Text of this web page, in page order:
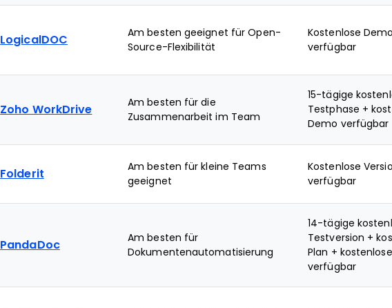
LogicalDOC
Am besten geeignet für Open-
Source-Flexibilität
Kostenlose Demo
verfügbar
Zoho WorkDrive
Am besten für die
Zusammenarbeit im Team
15-tägige
Testphase +
Demo verfügbar
Folderit
Am besten für kleine Teams
geeignet
Kostenlose
verfügbar
PandaDoc
Am besten für
Dokumentenautomatisierung
14-tägige
Testversion +
Plan +
verfügbar